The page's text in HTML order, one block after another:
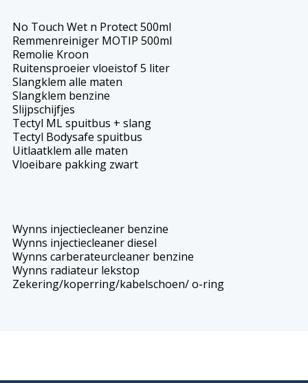
No Touch Wet n Protect 500ml
Remmenreiniger MOTIP 500ml
Remolie Kroon
Ruitensproeier vloeistof 5 liter
Slangklem alle maten
Slangklem benzine
Slijpschijfjes
Tectyl ML spuitbus + slang
Tectyl Bodysafe spuitbus
Uitlaatklem alle maten
Vloeibare pakking zwart
Wynns injectiecleaner benzine
Wynns injectiecleaner diesel
Wynns carberateurcleaner benzine
Wynns radiateur lekstop
Zekering/koperring/kabelschoen/ o-ring